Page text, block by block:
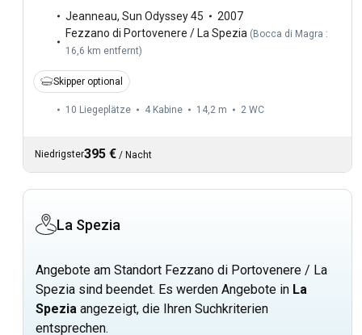
Jeanneau, Sun Odyssey 45
2007
Fezzano di Portovenere / La Spezia (Bocca di Magra :
16,6 km entfernt)
Skipper optional
10 Liegeplätze 4 Kabine 14,2 m 2 WC
Niedrigster395 € / Nacht
La Spezia
Angebote am Standort Fezzano di Portovenere / La
Spezia sind beendet. Es werden Angebote in La
Spezia angezeigt, die Ihren Suchkriterien
entsprechen.